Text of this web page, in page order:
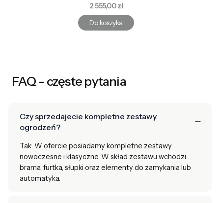
Cena
2 555,00 zł
Do koszyka
FAQ - częste pytania
Czy sprzedajecie kompletne zestawy
ogrodzeń?
Tak. W ofercie posiadamy kompletne zestawy
nowoczesne i klasyczne. W skład zestawu wchodzi
brama, furtka, słupki oraz elementy do zamykania lub
automatyka.